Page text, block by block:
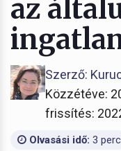
az
Szerző:
Közzétéve:
frissítés:
Olvasási idő: 3 perc